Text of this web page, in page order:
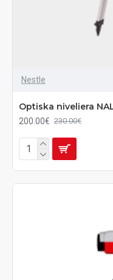
Nestle
Optiska niveliera
200.00€ 230.00€